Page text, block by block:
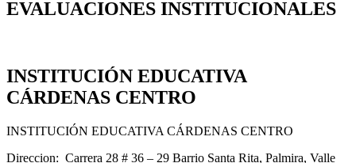
EVALUACIONES INSTITUCIONALES
INSTITUCIÓN EDUCATIVA
CÁRDENAS CENTRO
INSTITUCIÓN EDUCATIVA CÁRDENAS CENTRO
Direccion: Carrera 28 # 36 – 29 Barrio Santa Rita, Palmira, Valle